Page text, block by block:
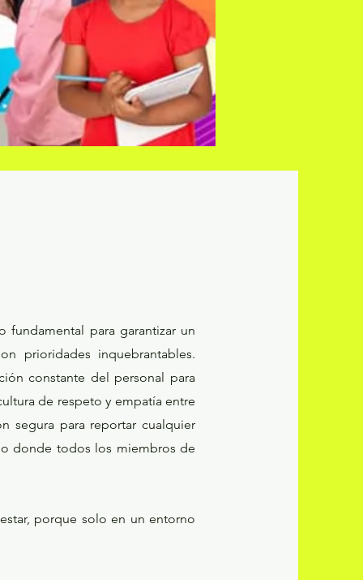
fundamental para garantizar un
prioridades inquebrantables.
constante del personal para
de respeto y empatía entre
segura para reportar cualquier
donde todos los miembros de
porque solo en un entorno